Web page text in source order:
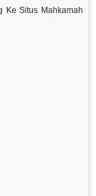
Ke Situs Mahkamah